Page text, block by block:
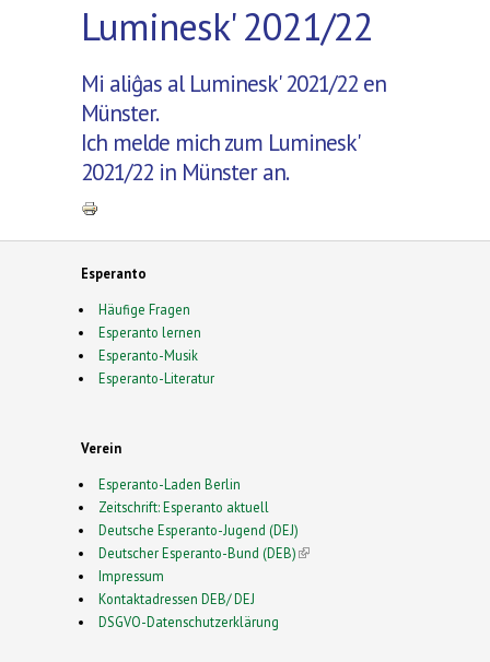
Luminesk' 2021/22
Mi aliĝas al Luminesk' 2021/22 en
Münster.
Ich melde mich zum Luminesk'
2021/22 in Münster an.
Esperanto
Häufige Fragen
Esperanto lernen
Esperanto-Musik
Esperanto-Literatur
Verein
Esperanto-Laden Berlin
Zeitschrift: Esperanto aktuell
Deutsche Esperanto-Jugend (DEJ)
Deutscher Esperanto-Bund (DEB)(link is external)
Impressum
Kontaktadressen DEB/ DEJ
DSGVO-Datenschutzerklärung